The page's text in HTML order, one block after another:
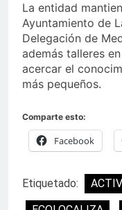
La entidad
Ayuntamiento de
Delegación de
además talleres
acercar el
más pequeños.
Comparte esto:
Facebook
Etiquetado: